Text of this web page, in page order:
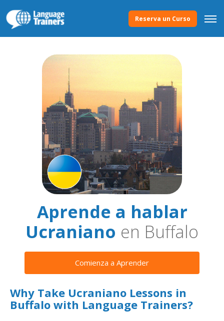
Reserva un Curso
Aprende a hablar
Ucraniano en Buffalo
Comienza a Aprender
Why Take Ucraniano Lessons in
Buffalo with Language Trainers?